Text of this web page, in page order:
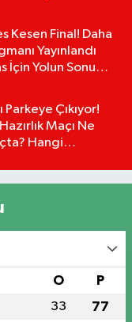
Kesen Final! Daha
Yayınlandı
İçin Yolun Sonu
Parkeye Çıkıyor!
Maçı Ne
Hangi
O P
33 77